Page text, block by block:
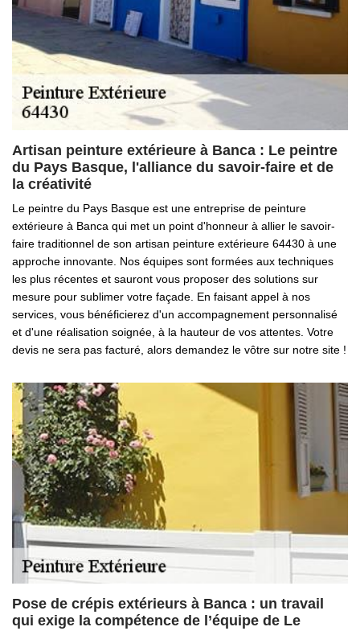
Artisan peinture extérieure à Banca : Le peintre
du Pays Basque, l'alliance du savoir-faire et de
la créativité
Le peintre du Pays Basque est une entreprise de peinture
extérieure à Banca qui met un point d'honneur à allier le savoir-
faire traditionnel de son artisan peinture extérieure 64430 à une
approche innovante. Nos équipes sont formées aux techniques
les plus récentes et sauront vous proposer des solutions sur
mesure pour sublimer votre façade. En faisant appel à nos
services, vous bénéficierez d'un accompagnement personnalisé
et d'une réalisation soignée, à la hauteur de vos attentes. Votre
devis ne sera pas facturé, alors demandez le vôtre sur notre site !
Pose de crépis extérieurs à Banca : un travail
qui exige la compétence de l’équipe de Le